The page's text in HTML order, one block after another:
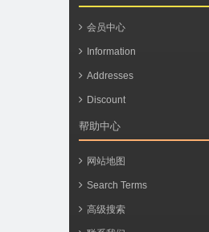
会员中心
Information
Addresses
Discount
帮助中心
网站地图
Search Terms
高级搜索